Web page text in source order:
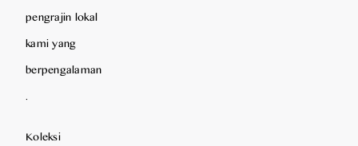
pengrajin lokal
kami yang
berpengalaman
.
Koleksi